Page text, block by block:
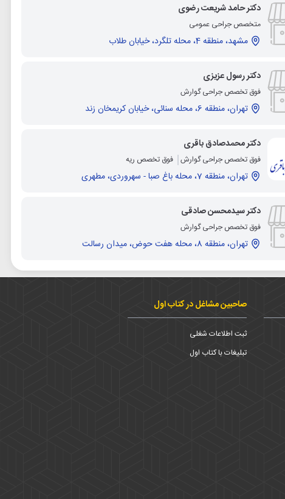
دکتر حامد شریعت رضوی
متخصص جراحی عمومی
مشهد، منطقه 4، محله تلگرد، خیابان طلاب
دکتر رسول عزیزی
فوق تخصص جراحی گوارش
تهران، منطقه 6، محله سنائی، خیابان کریمخان زند
دکتر محمدصادق باقری
فوق تخصص جراحی گوارش فوق تخصص ریه
تهران، منطقه 7، محله باغ صبا - سهروردی، مطهری
دکتر سیدمحسن صادقی
فوق تخصص جراحی گوارش
تهران، منطقه 8، محله هفت حوض، میدان رسالت
صاحبین مشاغل در کتاب اول
ثبت اطلاعات شغلی
تبلیغات با کتاب اول